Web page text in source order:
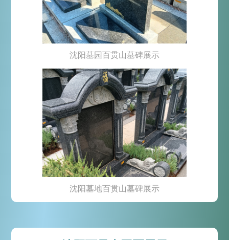
沈阳墓园百贯山墓碑展示
沈阳墓地百贯山墓碑展示